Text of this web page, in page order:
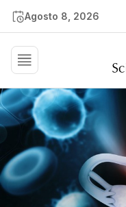
Agosto 8, 2026